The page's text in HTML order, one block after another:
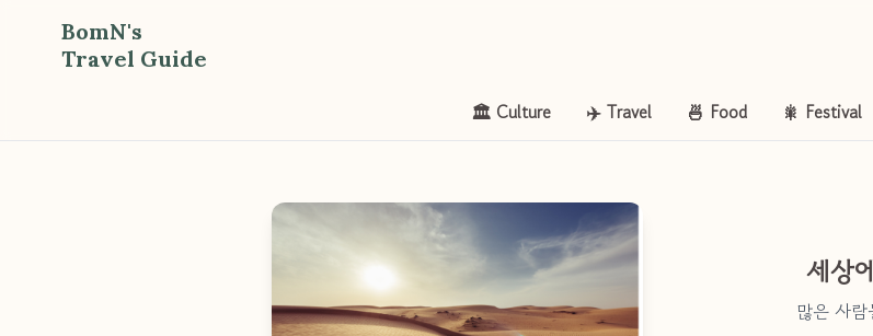
BomN's
Travel Guide
🏛️ Culture ✈️ Travel 🍜 Food 🎇 Festival
세상
많은 사람